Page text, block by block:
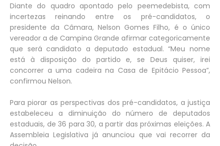
Diante do quadro apontado pelo peemedebista, com
incertezas reinando entre os pré-candidatos, o
presidente da Câmara, Nelson Gomes Filho, é o único
vereador a de Campina Grande afirmar categoricamente
que será candidato a deputado estadual. “Meu nome
está à disposição do partido e, se Deus quiser, irei
concorrer a uma cadeira na Casa de Epitácio Pessoa”,
confirmou Nelson.
Para piorar as perspectivas dos pré-candidatos, a justiça
estabeleceu a diminuição do número de deputados
estaduais, de 36 para 30, a partir das próximas eleições. A
Assembleia Legislativa já anunciou que vai recorrer da